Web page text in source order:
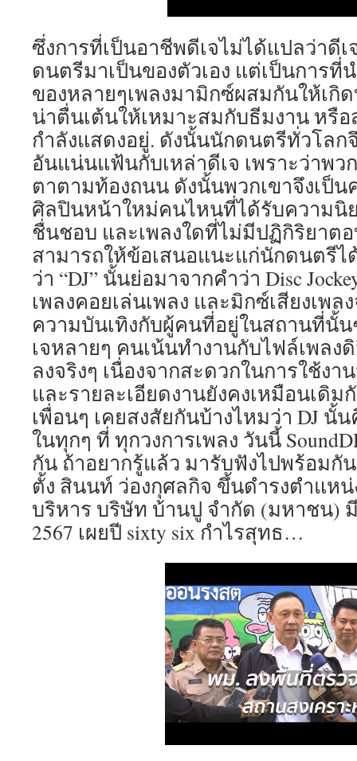
ซึ่งการที่เป็นอาชีพดีเจไม่ได้แปลว่าดี
ดนตรีมาเป็นของตัวเอง แต่เป็นการที่
ของหลายๆเพลงมามิกซ์ผสมกันให้เกิ
น่าตื่นเต้นให้เหมาะสมกับธีมงาน หรื
กำลังแสดงอยู่. ดังนั้นนักดนตรีทั่วโลก
อันแน่นแฟ้นกับเหล่าดีเจ เพราะว่าพว
ตาตามท้องถนน ดังนั้นพวกเขาจึงเป็
ศิลปินหน้าใหม่คนไหนที่ได้รับความนิ
ชื่นชอบ และเพลงใดที่ไม่มีปฏิกิริยาต
สามารถให้ข้อเสนอแนะแก่นักดนตรีไ
ว่า “DJ” นั้นย่อมาจากคำว่า Disc
เพลงคอยเล่นเพลง และมิกซ์เสียงเพล
ความบันเทิงกับผู้คนที่อยู่ในสถานที่นั้
เจหลายๆ คนเน้นทำงานกับไฟล์เพลง
ลงจริงๆ เนื่องจากสะดวกในการใช้ง
และรายละเอียดงานยังคงเหมือนเดิม
เพื่อนๆ เคยสงสัยกันบ้างไหมว่า DJ นั้
ในทุกๆ ที่ ทุกวงการเพลง วันนี้
กัน ถ้าอยากรู้แล้ว มารับฟังไปพร้อมกั
ตั้ง สินนท์ ว่องกุศลกิจ ขึ้นดำรงตำแห
บริหาร บริษัท บ้านปู จำกัด (มหาชน)
2567 เผยปี sixty six กำไรสุทธ…